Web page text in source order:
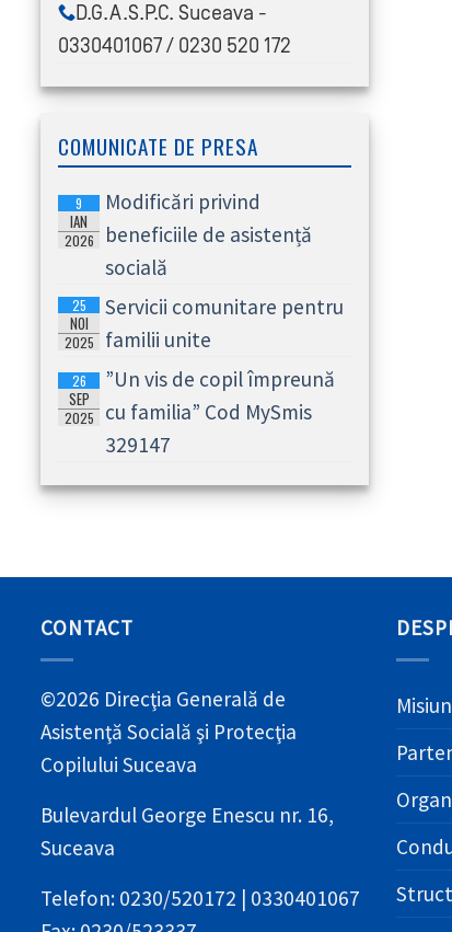
D.G.A.S.P.C. Suceava -
0330401067 / 0230 520 172
COMUNICATE DE PRESA
9
IAN
2026
Modificări privind
beneficiile de asistență
socială
25
NOI
2025
Servicii comunitare pentru
familii unite
26
SEP
2025
”Un vis de copil împreună
cu familia” Cod MySmis
329147
CONTACT
©2026 Direcţia Generală de
Asistenţă Socială şi Protecţia
Copilului Suceava
Bulevardul George Enescu nr. 16,
Suceava
Telefon: 0230/520172 | 0330401067